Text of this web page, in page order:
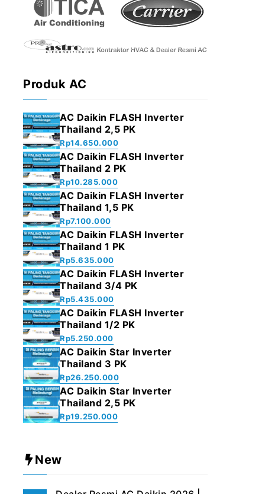
Produk AC
AC Daikin FLASH Inverter
Thailand 2,5 PK
Rp14.650.000
AC Daikin FLASH Inverter
Thailand 2 PK
Rp10.285.000
AC Daikin FLASH Inverter
Thailand 1,5 PK
Rp7.100.000
AC Daikin FLASH Inverter
Thailand 1 PK
Rp5.635.000
AC Daikin FLASH Inverter
Thailand 3/4 PK
Rp5.435.000
AC Daikin FLASH Inverter
Thailand 1/2 PK
Rp5.250.000
AC Daikin Star Inverter
Thailand 3 PK
Rp26.250.000
AC Daikin Star Inverter
Thailand 2,5 PK
Rp19.250.000
New